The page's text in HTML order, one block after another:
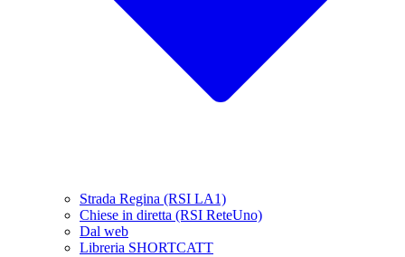
Strada Regina (RSI LA1)
Chiese in diretta (RSI ReteUno)
Dal web
Libreria SHORTCATT